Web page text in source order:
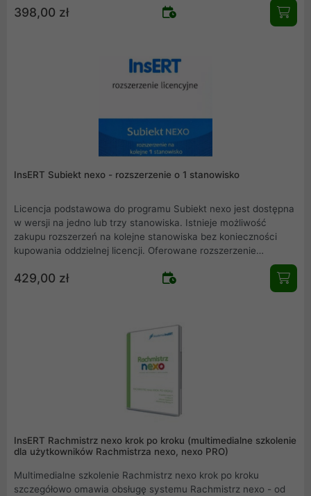
ewidencja księgowa z Rachmistrzem nexo przebiega szybko i
398,00 zł
InsERT Subiekt nexo - rozszerzenie o 1 stanowisko
Licencja podstawowa do programu Subiekt nexo jest dostępna
w wersji na jedno lub trzy stanowiska. Istnieje możliwość
zakupu rozszerzeń na kolejne stanowiska bez konieczności
kupowania oddzielnej licencji. Oferowane rozszerzenie
stanowiskowe obejmuje licencję na 1 dodatkowe stanowisko
dla użytkowników, którzy już wcześniej zakupili licencję na
429,00 zł
InsERT Rachmistrz nexo krok po kroku (multimedialne szkolenie
dla użytkowników Rachmistrza nexo, nexo PRO)
Multimedialne szkolenie Rachmistrz nexo krok po kroku
szczegółowo omawia obsługę systemu Rachmistrz nexo - od